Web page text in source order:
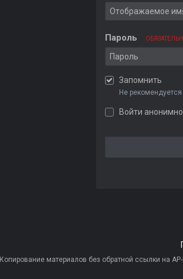
Пароль
Запомнить
Не
Войти анонимно
Копирование материалов без обратной ссылки на